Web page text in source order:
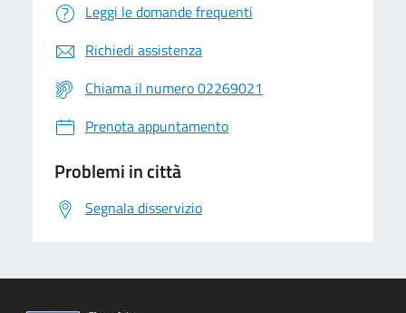
Leggi le domande frequenti
Richiedi assistenza
Chiama il numero 02269021
Prenota appuntamento
Problemi in città
Segnala disservizio